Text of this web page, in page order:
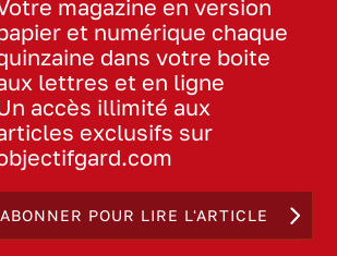
magazine en version
et numérique chaque
dans votre boite
lettres et en ligne
accès illimité aux
exclusifs sur
POUR LIRE L'ARTICLE